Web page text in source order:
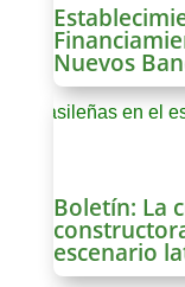
Nuevos
Boletín: La
escenario